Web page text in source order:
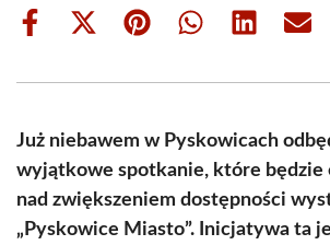
Share
Share
(Twitter)
Share Share Share Share
Już niebawem w Pyskowicach
wyjątkowe spotkanie, które będzie
nad zwiększeniem dostępności
„Pyskowice Miasto”. Inicjatywa ta